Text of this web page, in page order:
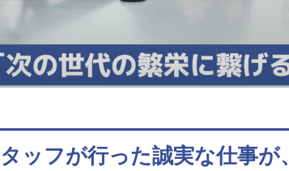
ッフが行った誠実な仕事